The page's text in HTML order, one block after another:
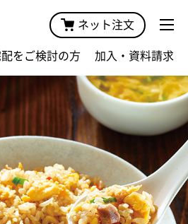
ネット注文
配をご検討の方 加入・資料請求